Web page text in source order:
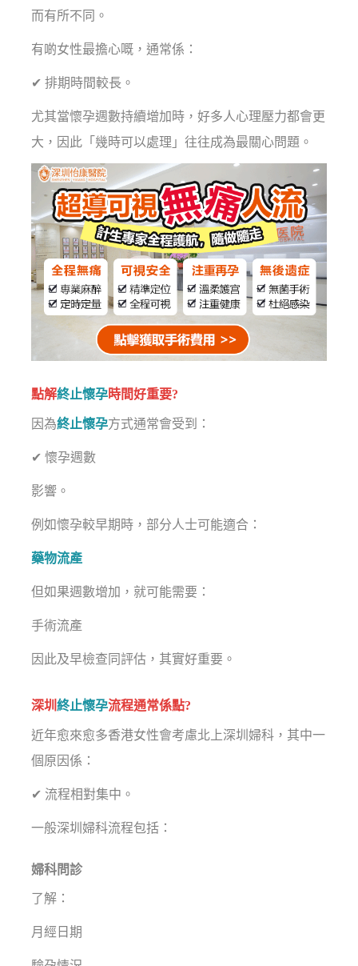
而有所不同。
有啲女性最擔心嘅，通常係：
✔ 排期時間較長。
尤其當懷孕週數持續增加時，好多人心理壓力都會更
大，因此「幾時可以處理」往往成為最關心問題。
點解終止懷孕時間好重要?
因為終止懷孕方式通常會受到：
✔ 懷孕週數
影響。
例如懷孕較早期時，部分人士可能適合：
藥物流產
但如果週數增加，就可能需要：
手術流產
因此及早檢查同評估，其實好重要。
深圳終止懷孕流程通常係點?
近年愈來愈多香港女性會考慮北上深圳婦科，其中一
個原因係：
✔ 流程相對集中。
一般深圳婦科流程包括：
婦科問診
了解：
月經日期